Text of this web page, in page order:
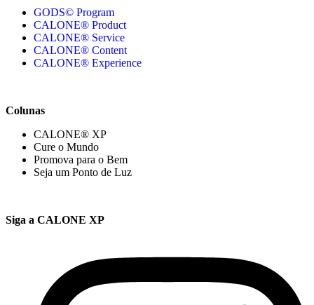
GODS© Program
CALONE® Product
CALONE® Service
CALONE® Content
CALONE® Experience
Colunas
CALONE® XP
Cure o Mundo
Promova para o Bem
Seja um Ponto de Luz
Siga a CALONE XP